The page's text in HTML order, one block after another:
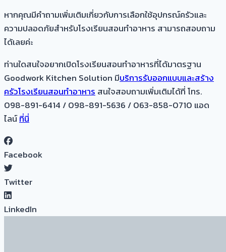
หากคุณมีคำถามเพิ่มเติมเกี่ยวกับการเลือกใช้อุปกรณ์ครัวและ
ความปลอดภัยสำหรับโรงเรียนสอนทำอาหาร สามารถสอบถาม
ได้เลยค่ะ
ท่านใดสนใจอยากเปิดโรงเรียนสอนทำอาหารที่ได้มาตรฐาน
Goodwork Kitchen Solution มีบริการรับออกแบบและสร้าง
ครัวโรงเรียนสอนทำอาหาร สนใจสอบถามเพิ่มเติมได้ที่ โทร.
098-891-6414 / 098-891-5636 / 063-858-0710 แอด
ไลน์ที่นี่
Facebook
Twitter
LinkedIn